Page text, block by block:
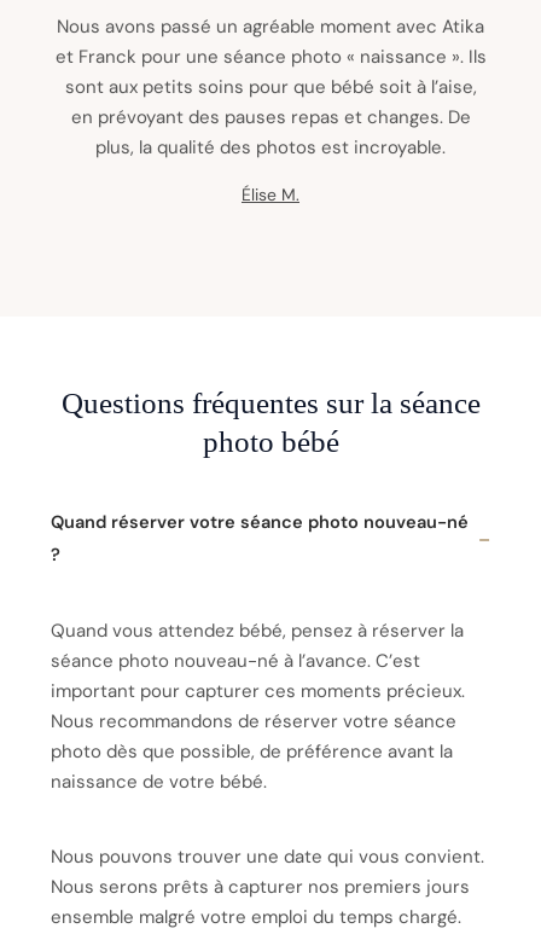
Nous avons passé un agréable moment avec Atika
et Franck pour une séance photo « naissance ». Ils
sont aux petits soins pour que bébé soit à l’aise,
en prévoyant des pauses repas et changes. De
plus, la qualité des photos est incroyable.
Élise M.
Questions fréquentes sur la séance
photo bébé
Quand réserver votre séance photo nouveau-né
?
Quand vous attendez bébé, pensez à réserver la
séance photo nouveau-né à l’avance. C’est
important pour capturer ces moments précieux.
Nous recommandons de réserver votre séance
photo dès que possible, de préférence avant la
naissance de votre bébé.
Nous pouvons trouver une date qui vous convient.
Nous serons prêts à capturer nos premiers jours
ensemble malgré votre emploi du temps chargé.